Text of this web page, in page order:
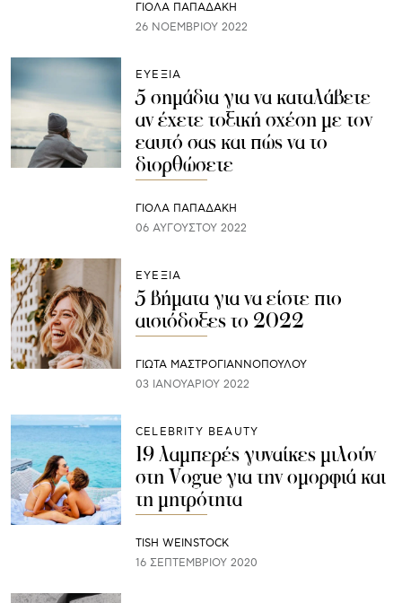
ΓΙΌΛΑ ΠΑΠΑΔΆΚΗ
26 ΝΟΕΜΒΡΊΟΥ 2022
ΕΥΕΞΙΑ
5 σημάδια για να καταλάβετε
αν έχετε τοξική σχέση με τον
εαυτό σας και πώς να το
διορθώσετε
ΓΙΌΛΑ ΠΑΠΑΔΆΚΗ
06 ΑΥΓΟΎΣΤΟΥ 2022
ΕΥΕΞΙΑ
5 βήματα για να είστε πιο
αισιόδοξες το 2022
ΓΙΩΤΑ ΜΑΣΤΡΟΓΙΑΝΝΟΠΟΥΛΟΥ
03 ΙΑΝΟΥΑΡΊΟΥ 2022
CELEBRITY BEAUTY
19 λαμπερές γυναίκες μιλούν
στη Vogue για την ομορφιά και
τη μητρότητα
TISH WEINSTOCK
16 ΣΕΠΤΕΜΒΡΊΟΥ 2020